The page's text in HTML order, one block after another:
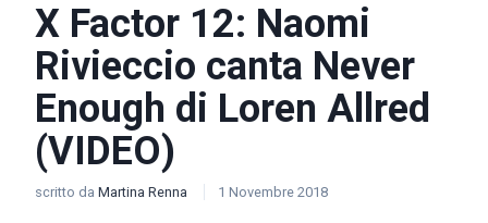
X Factor 12: Naomi
Rivieccio canta Never
Enough di Loren Allred
(VIDEO)
scritto da Martina Renna 1 Novembre 2018